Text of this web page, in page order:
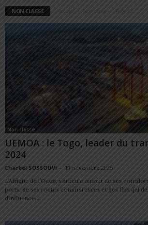
NON CLASSÉ Non classé Page 23
Non classé
UEMOA : le Togo, leader du
2024
Charbel SOSSOUVI - 11 novembre 2025
L’Afrique de l’Ouest s’articule autour de ses
ports, de ses routes commerciales et des flux qui
d’influence....